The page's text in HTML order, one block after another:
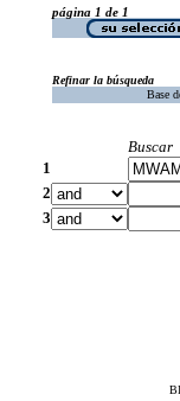
página 1 de 1
Refinar la búsqueda
Base
Buscar
1
2
3